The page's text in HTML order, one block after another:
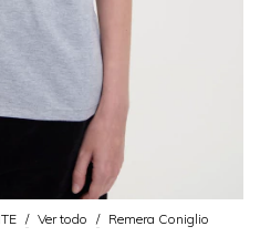
/ Ver todo / Remera Coniglio